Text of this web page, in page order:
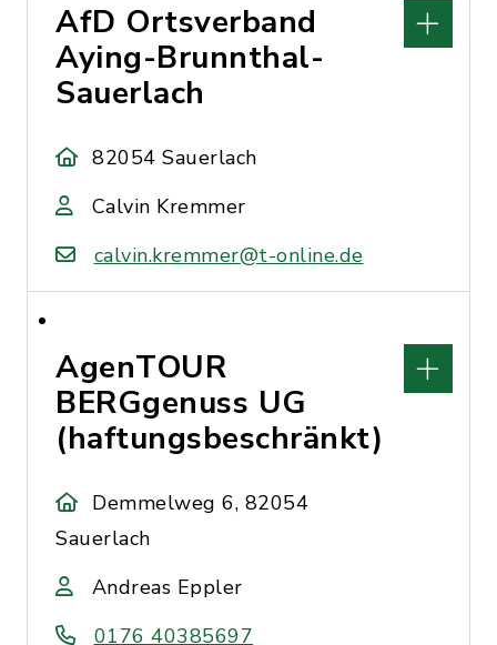
AfD Ortsverband
Aying-Brunnthal-
Sauerlach
82054 Sauerlach
Calvin Kremmer
calvin.kremmer@t-online.de
AgenTOUR
BERGgenuss UG
(haftungsbeschränkt)
Demmelweg 6, 82054
Sauerlach
Andreas Eppler
0176 40385697